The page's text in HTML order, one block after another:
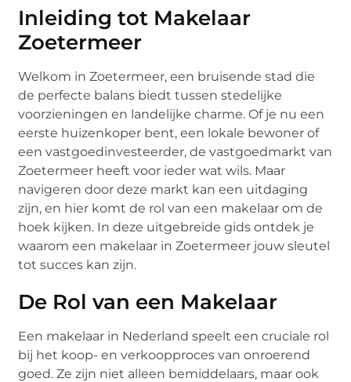
Inleiding tot Makelaar
Zoetermeer
Welkom in Zoetermeer, een bruisende stad die
de perfecte balans biedt tussen stedelijke
voorzieningen en landelijke charme. Of je nu een
eerste huizenkoper bent, een lokale bewoner of
een vastgoedinvesteerder, de vastgoedmarkt van
Zoetermeer heeft voor ieder wat wils. Maar
navigeren door deze markt kan een uitdaging
zijn, en hier komt de rol van een makelaar om de
hoek kijken. In deze uitgebreide gids ontdek je
waarom een makelaar in Zoetermeer jouw sleutel
tot succes kan zijn.
De Rol van een Makelaar
Een makelaar in Nederland speelt een cruciale rol
bij het koop- en verkoopproces van onroerend
goed. Ze zijn niet alleen bemiddelaars, maar ook